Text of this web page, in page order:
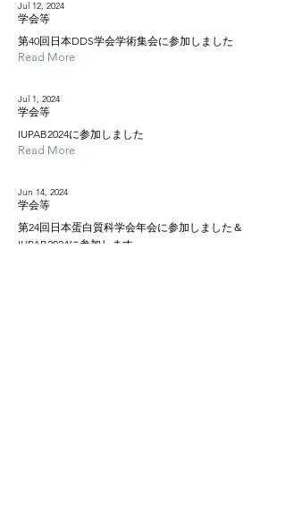
Jul 12, 2024
学会等
第40回日本DDS学会学術集会に参加しました
Read More
Jul 1, 2024
学会等
IUPAB2024に参加しました
Read More
Jun 14, 2024
学会等
第24回日本蛋白質科学会年会に参加しました＆
IUPAB2024に参加します